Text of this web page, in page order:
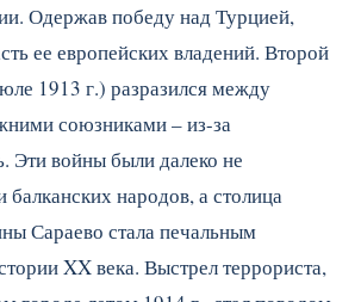
Одержав победу над Турцией,
ее европейских владений. Второй
1913 г.) разразился между
союзниками – из-за
Эти войны были далеко не
народов, а столица
Сараево стала печальным
XX века. Выстрел террориста,